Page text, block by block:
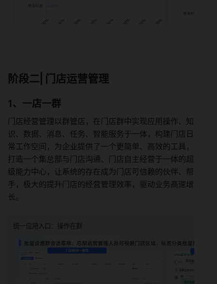
阶段二⎜门店运营管理
1、一店一群
门店经营管理以群管店，在门店群中实现应用操作、知
识、数据、消息、任务、智能服务于一体，构建门店日
常工作空间，为企业提供了一个更简单、高效的工具，
打造一个集总部与门店沟通、门店自主经营于一体的超
级能力中心，让系统的存在成为门店可信赖的伙伴、帮
手，极大的提升门店的经营管理效率，驱动业务高速增
长。
统一应用入口：操作在群